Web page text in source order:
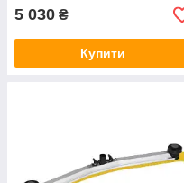
5 030 ₴
Купити